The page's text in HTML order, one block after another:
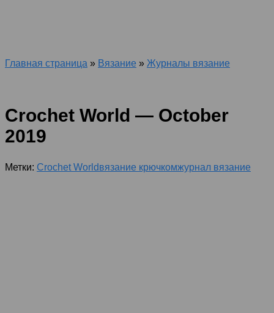
Главная страница » Вязание » Журналы вязание
Crochet World — October
2019
Метки: Crochet Worldвязание крючкомжурнал вязание